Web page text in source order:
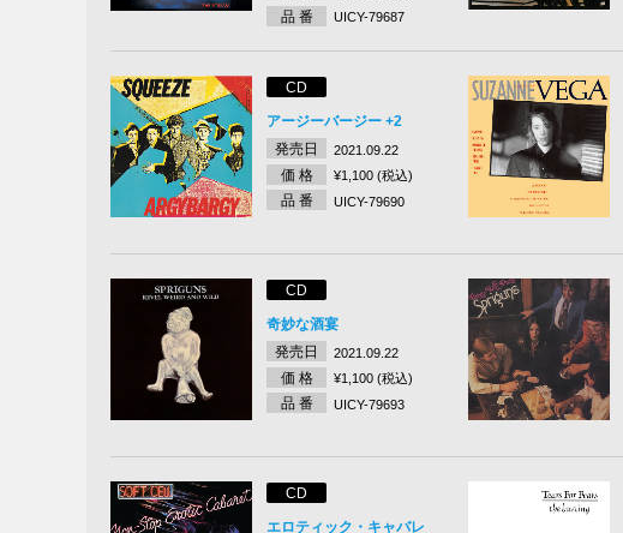
品 番 UICY-79687
CD
アージーバージー +2
発売日
2021.09.22
価 格 ¥1,100 (税込)
品 番 UICY-79690
CD
奇妙な酒宴
発売日
2021.09.22
価 格 ¥1,100 (税込)
品 番 UICY-79693
CD
エロティック・キャバレ